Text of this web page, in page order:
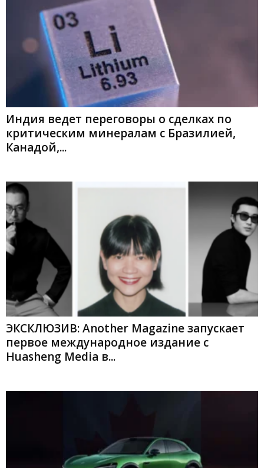
Индия ведет переговоры о сделках по
критическим минералам с Бразилией,
Канадой,...
ЭКСКЛЮЗИВ: Another Magazine запускает
первое международное издание с
Huasheng Media в...